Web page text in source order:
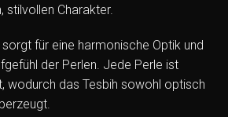
stilvollen Charakter.
für eine harmonische Optik und
der Perlen. Jede Perle ist
wodurch das Tesbih sowohl optisch